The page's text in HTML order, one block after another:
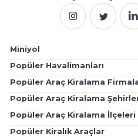
Miniyol
Popüler Havalimanları
Popüler Araç Kiralama
Popüler Araç Kiralama
Popüler Araç Kiralama İlçeleri
Popüler Kiralık Araçlar